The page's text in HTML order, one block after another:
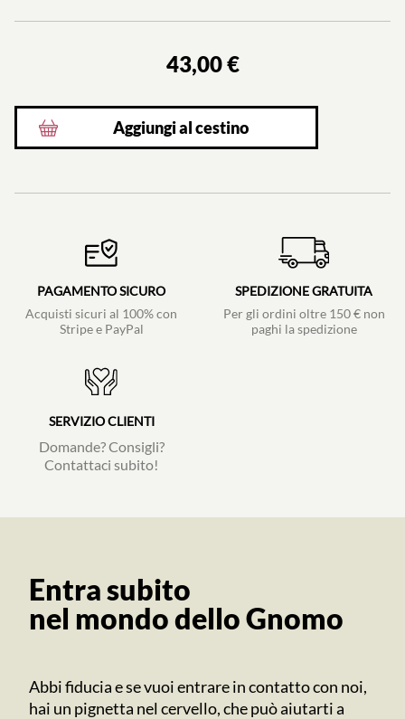
43,00 €
Aggiungi al cestino
PAGAMENTO SICURO
Acquisti sicuri al 100% con
Stripe e PayPal
SPEDIZIONE GRATUITA
Per gli ordini oltre 150 € non
paghi la spedizione
SERVIZIO CLIENTI
Domande? Consigli?
Contattaci subito!
Entra subito
nel mondo dello Gnomo
Abbi fiducia e se vuoi entrare in contatto con noi,
hai un pignetta nel cervello, che può aiutarti a